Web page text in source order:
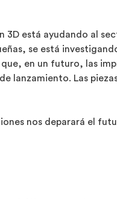
3D está ayudando al
se está
en un futuro, las
lanzamiento. Las
nos deparará el